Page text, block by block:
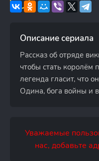
Описание сериала
Рассказ об отряде
чтобы стать королём
легенда гласит, что
Одина, бога войны и
Уважаемые
нас, добавьте